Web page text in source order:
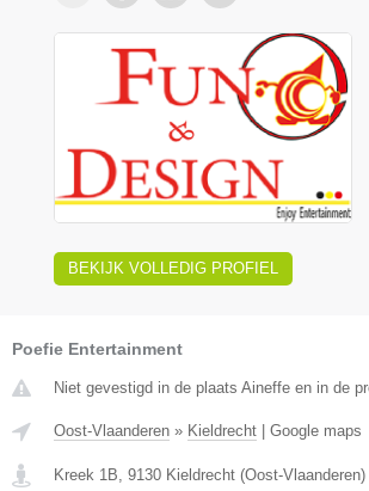
BEKIJK VOLLEDIG PROFIEL
Poefie Entertainment
Niet gevestigd in de plaats Aineffe en in de
Oost-Vlaanderen » Kieldrecht Google maps
Kreek 1B, 9130 Kieldrecht (Oost-Vlaanderen)